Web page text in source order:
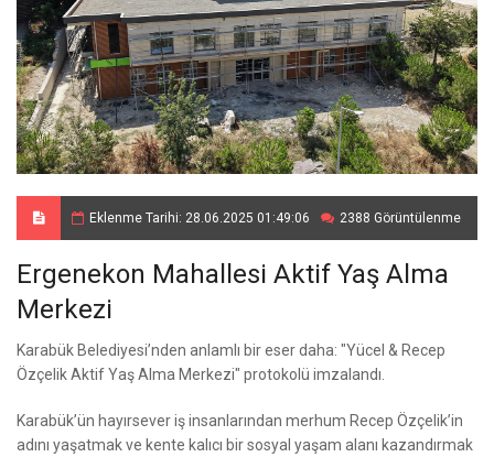
Eklenme Tarihi: 28.06.2025 01:49:06 2388 Görüntülenme
Ergenekon Mahallesi Aktif Yaş Alma
Merkezi
Karabük Belediyesi’nden anlamlı bir eser daha: "Yücel & Recep
Özçelik Aktif Yaş Alma Merkezi" protokolü imzalandı.
Karabük’ün hayırsever iş insanlarından merhum Recep Özçelik’in
adını yaşatmak ve kente kalıcı bir sosyal yaşam alanı kazandırmak